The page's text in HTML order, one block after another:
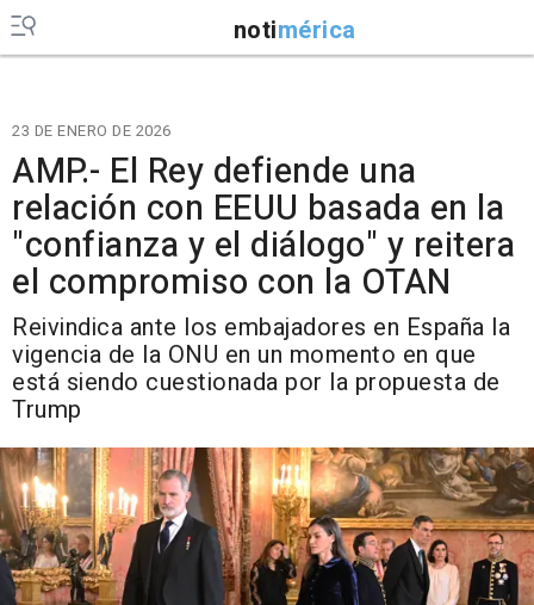
notimérica
23 DE ENERO DE 2026
AMP.- El Rey defiende una
relación con EEUU basada en la
"confianza y el diálogo" y reitera
el compromiso con la OTAN
Reivindica ante los embajadores en España la
vigencia de la ONU en un momento en que
está siendo cuestionada por la propuesta de
Trump